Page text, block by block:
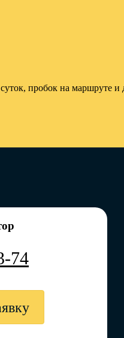
пробок на маршруте и
74